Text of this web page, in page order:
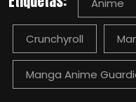
Crunchyroll
Manga Anime